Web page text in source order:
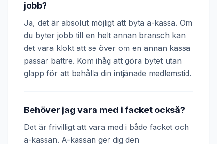
jobb?
Ja, det är absolut möjligt att byta a-kassa. Om
du byter jobb till en helt annan bransch kan
det vara klokt att se över om en annan kassa
passar bättre. Kom ihåg att göra bytet utan
glapp för att behålla din intjänade medlemstid.
Behöver jag vara med i facket också?
Det är frivilligt att vara med i både facket och
a-kassan. A-kassan ger dig den